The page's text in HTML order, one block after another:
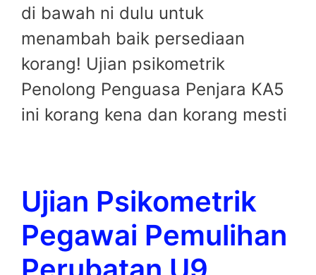
di bawah ni dulu untuk
menambah baik persediaan
korang! Ujian psikometrik
Penolong Penguasa Penjara KA5
ini korang kena dan korang mesti
Ujian Psikometrik
Pegawai Pemulihan